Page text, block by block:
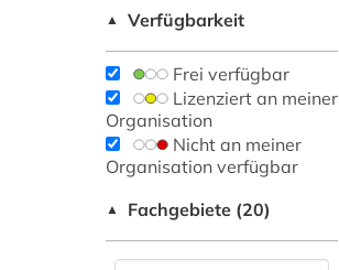
▲ Verfügbarkeit
Frei verfügbar
Lizenziert an meiner
Organisation
Nicht an meiner
Organisation verfügbar
▲ Fachgebiete (20)